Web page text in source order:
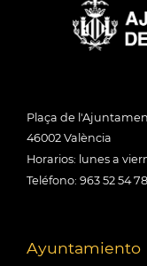
Plaça de
46002 València
Horarios: lunes a
Teléfono: 963 52 54 78
Ayuntamiento